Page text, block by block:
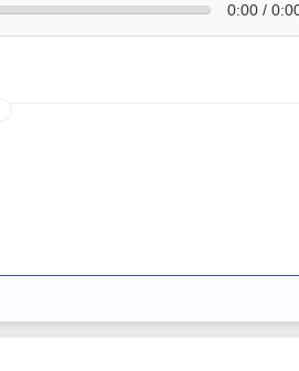
0:00 /